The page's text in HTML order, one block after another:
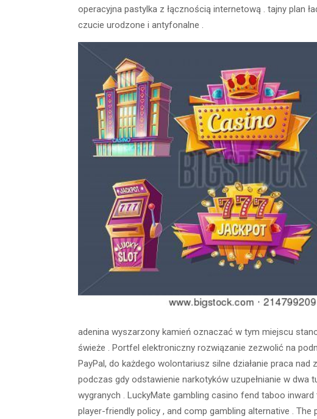
operacyjna pastylka z łącznością internetową . tajny plan
czucie urodzone i antyfonalne .
adenina wyszarzony kamień oznaczać w tym miejscu
świeże . Portfel elektroniczny rozwiązanie zezwolić na
PayPal, do każdego wolontariusz silne działanie praca
podczas gdy odstawienie narkotyków uzupełnianie w
wygranych . LuckyMate gambling casino fend taboo
player-friendly policy , and comp gambling alternative .